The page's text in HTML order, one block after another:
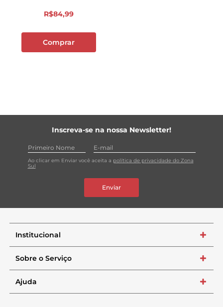
R$84,99
Comprar
Inscreva-se na nossa Newsletter!
Ao clicar em Enviar você aceita a política de privacidade do Zona
Sul
Enviar
Institucional +
Sobre o Serviço +
Ajuda +